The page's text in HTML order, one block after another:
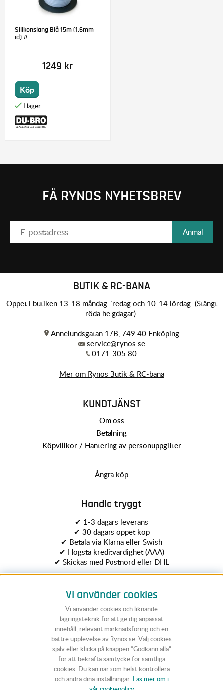
Silikonslang Blå 15m (1.6mm
id) #
1249 kr
Köp
FÅ RYNOS NYHETSBREV
Anmäl
BUTIK & RC-BANA
Öppet i butiken 13-18 måndag-fredag och 10-14 lördag. (Stängt
röda helgdagar).
Annelundsgatan 17B, 749 40 Enköping
service@rynos.se
0171-305 80
Mer om Rynos Butik & RC-bana
KUNDTJÄNST
Om oss
Betalning
Köpvillkor / Hantering av personuppgifter
Ångra köp
Handla tryggt
✔ 1-3 dagars leverans
✔ 30 dagars öppet köp
✔ Betala via Klarna eller Swish
✔ Högsta kreditvärdighet (AAA)
✔ Skickas med Postnord eller DHL
Följ Rynos
Vi använder cookies
Vi använder cookies och liknande
lagringsteknik för att ge dig anpassat
innehåll, relevant marknadsföring och en
bättre upplevelse av Rynos.se. Välj cookies
själv eller klicka på knappen “Godkänn alla”
för att bekräfta samtycke för samtliga
cookies. Du kan när som helst kontrollera
och ändra dina inställningar. Läs mer om i